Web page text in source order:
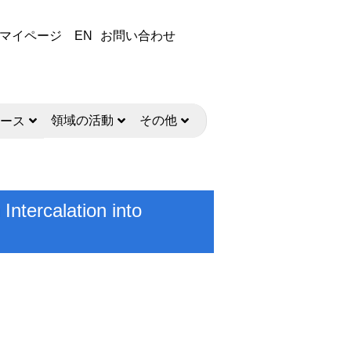
マイページ EN お問い合わせ
ス 領域の活動 その他
into